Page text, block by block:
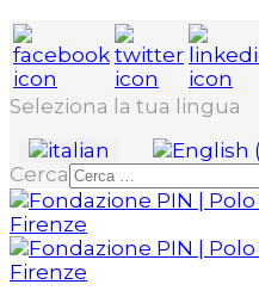
Seleziona la tua lingua
Cerca